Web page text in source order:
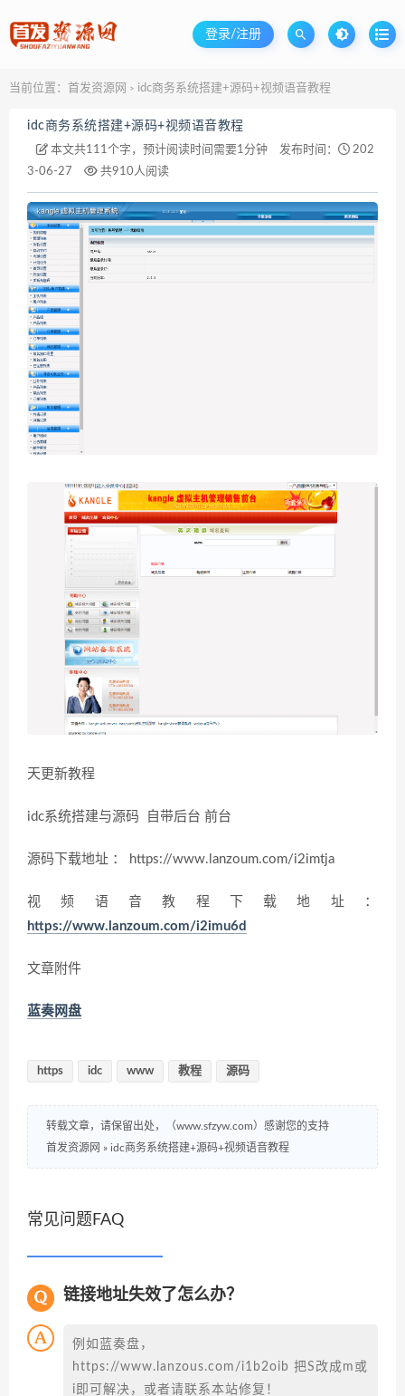
登录/注册
当前位置： 首发资源网 > idc商务系统搭建+源码+视频语音教程
idc商务系统搭建+源码+视频语音教程
本文共111个字，预计阅读时间需要1分钟 发布时间：
202
3-06-27
共910人阅读
天更新教程
idc系统搭建与源码 自带后台 前台
源码下载地址 ： https://www.lanzoum.com/i2imtja
视频语音教程下载地址：
https://www.lanzoum.com/i2imu6d
文章附件
蓝奏网盘
https idc www 教程 源码
转载文章，请保留出处，（www.sfzyw.com）感谢您的支持
首发资源网 » idc商务系统搭建+源码+视频语音教程
常见问题FAQ
链接地址失效了怎么办？
例如蓝奏盘，
https://www.lanzous.com/i1b2oib 把S改成m或
i即可解决，或者请联系本站修复！